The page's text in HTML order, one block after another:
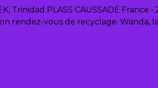
Trinidad PLASS CAUSSADE France
rendez-vous de recyclage. Wanda,